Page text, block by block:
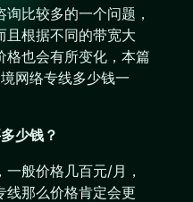
比较多的一个问题，
且根据不同的带宽大
格也会有所变化，本篇
网络专线多少钱一
少钱？
般价格几百元/月，
线那么价格肯定会更